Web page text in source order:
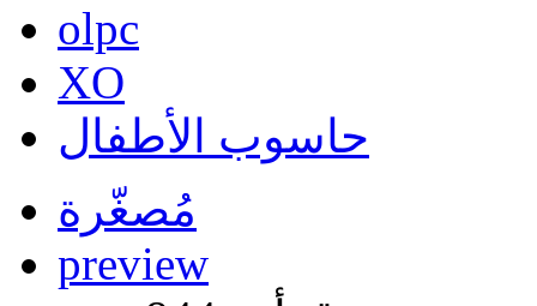
olpc
XO
حاسوب الأطفال
مُصغّرة
preview